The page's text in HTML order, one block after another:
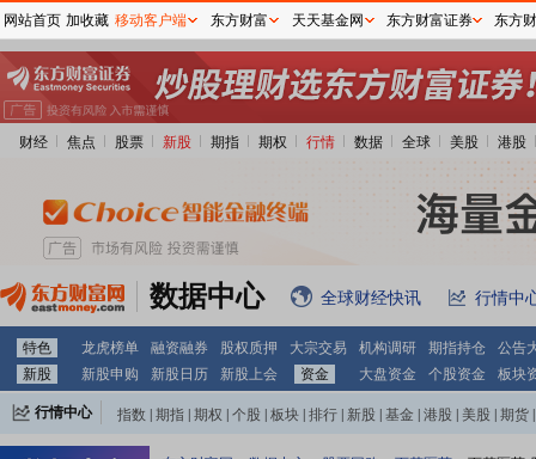
财经 焦点 股票 新股 期指 期权 行情 数据 全球 美股 港股
数据中心 全球财经快讯 行情中
特色 龙虎榜单 融资融券 股权质押 大宗交易 机构调研 期指持仓
公告
新股
新股申购 新股日历 新股上会 资金 大盘资金 个股资金 板块
行情中心 指数 期指 期权 个股 板块 排行 新股 基金 港股 美股 期货
网站首页 加收藏 移动客户端 东方财富 天天基金网 东方财富证券 东方